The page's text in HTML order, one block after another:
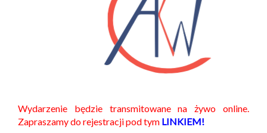
Wydarzenie będzie transmitowane na żywo online.
Zapraszamy do rejestracji pod tym LINKIEM!